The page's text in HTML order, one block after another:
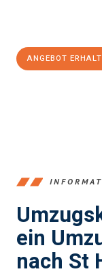
ANGEBOT
ein
nach St